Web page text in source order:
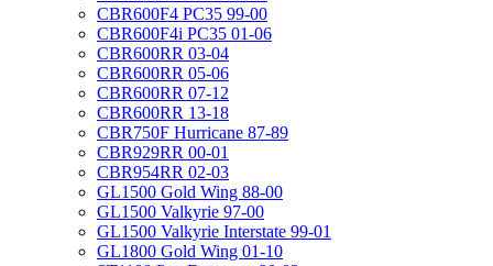
CBR600F4 PC35 99-00
CBR600F4i PC35 01-06
CBR600RR 03-04
CBR600RR 05-06
CBR600RR 07-12
CBR600RR 13-18
CBR750F Hurricane 87-89
CBR929RR 00-01
CBR954RR 02-03
GL1500 Gold Wing 88-00
GL1500 Valkyrie 97-00
GL1500 Valkyrie Interstate 99-01
GL1800 Gold Wing 01-10